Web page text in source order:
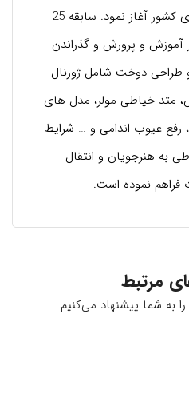
مجوز از سازمان فنی حرفه ای کشور آغاز نمود. سابقه 25
و پرورش و گذراندن
طراحی دوخت شامل ژورنال
خیاطی مولر، مدل های
رفع عیوب اندامی و … شرایط
به هنرجویان و انتقال
نموده است.
مرتبط
به شما پیشنهاد می‌کنیم